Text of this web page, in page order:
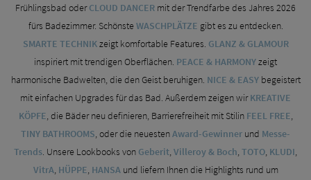
Frühlingsbad oderCLOUD DANCER mit der Trendfarbe des Jahres 2026
fürs Badezimmer. SchönsteWASCHPLÄTZE gibt es zu entdecken.
SMARTE TECHNIKzeigt komfortable Features. GLANZ & GLAMOUR
inspiriert mit trendigen Oberflächen. PEACE & HARMONYzeigt
harmonische Badwelten, die den Geist beruhigen. NICE & EASYbegeistert
mit einfachen Upgrades für das Bad. Außerdem zeigen wirKREATIVE
KÖPFE , die Bäder neu definieren, Barrierefreiheit mit Stilin FEEL FREE
TINY BATHROOMS , oder die neuestenAward-Gewinner und Messe-
Trends . Unsere Lookbooks von Geberit Villeroy & Boch TOTO KLUDI
VitrA HÜPPE HANSA und liefern Ihnen die Highlights rund um